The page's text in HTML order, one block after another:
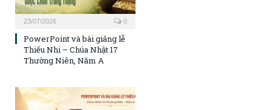
23/07/2026 0
PowerPoint và bài giảng lễ
Thiếu Nhi – Chúa Nhật 17
Thường Niên, Năm A